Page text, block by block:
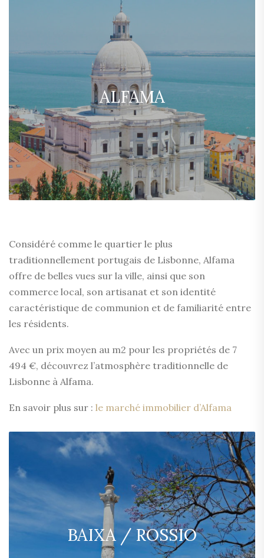
ALFAMA
Considéré comme le quartier le plus
traditionnellement portugais de Lisbonne, Alfama
offre de belles vues sur la ville, ainsi que son
commerce local, son artisanat et son identité
caractéristique de communion et de familiarité entre
les résidents.
Avec un prix moyen au m2 pour les propriétés de 7
494 €, découvrez l’atmosphère traditionnelle de
Lisbonne à Alfama.
En savoir plus sur : le marché immobilier d’Alfama
BAIXA / ROSSIO